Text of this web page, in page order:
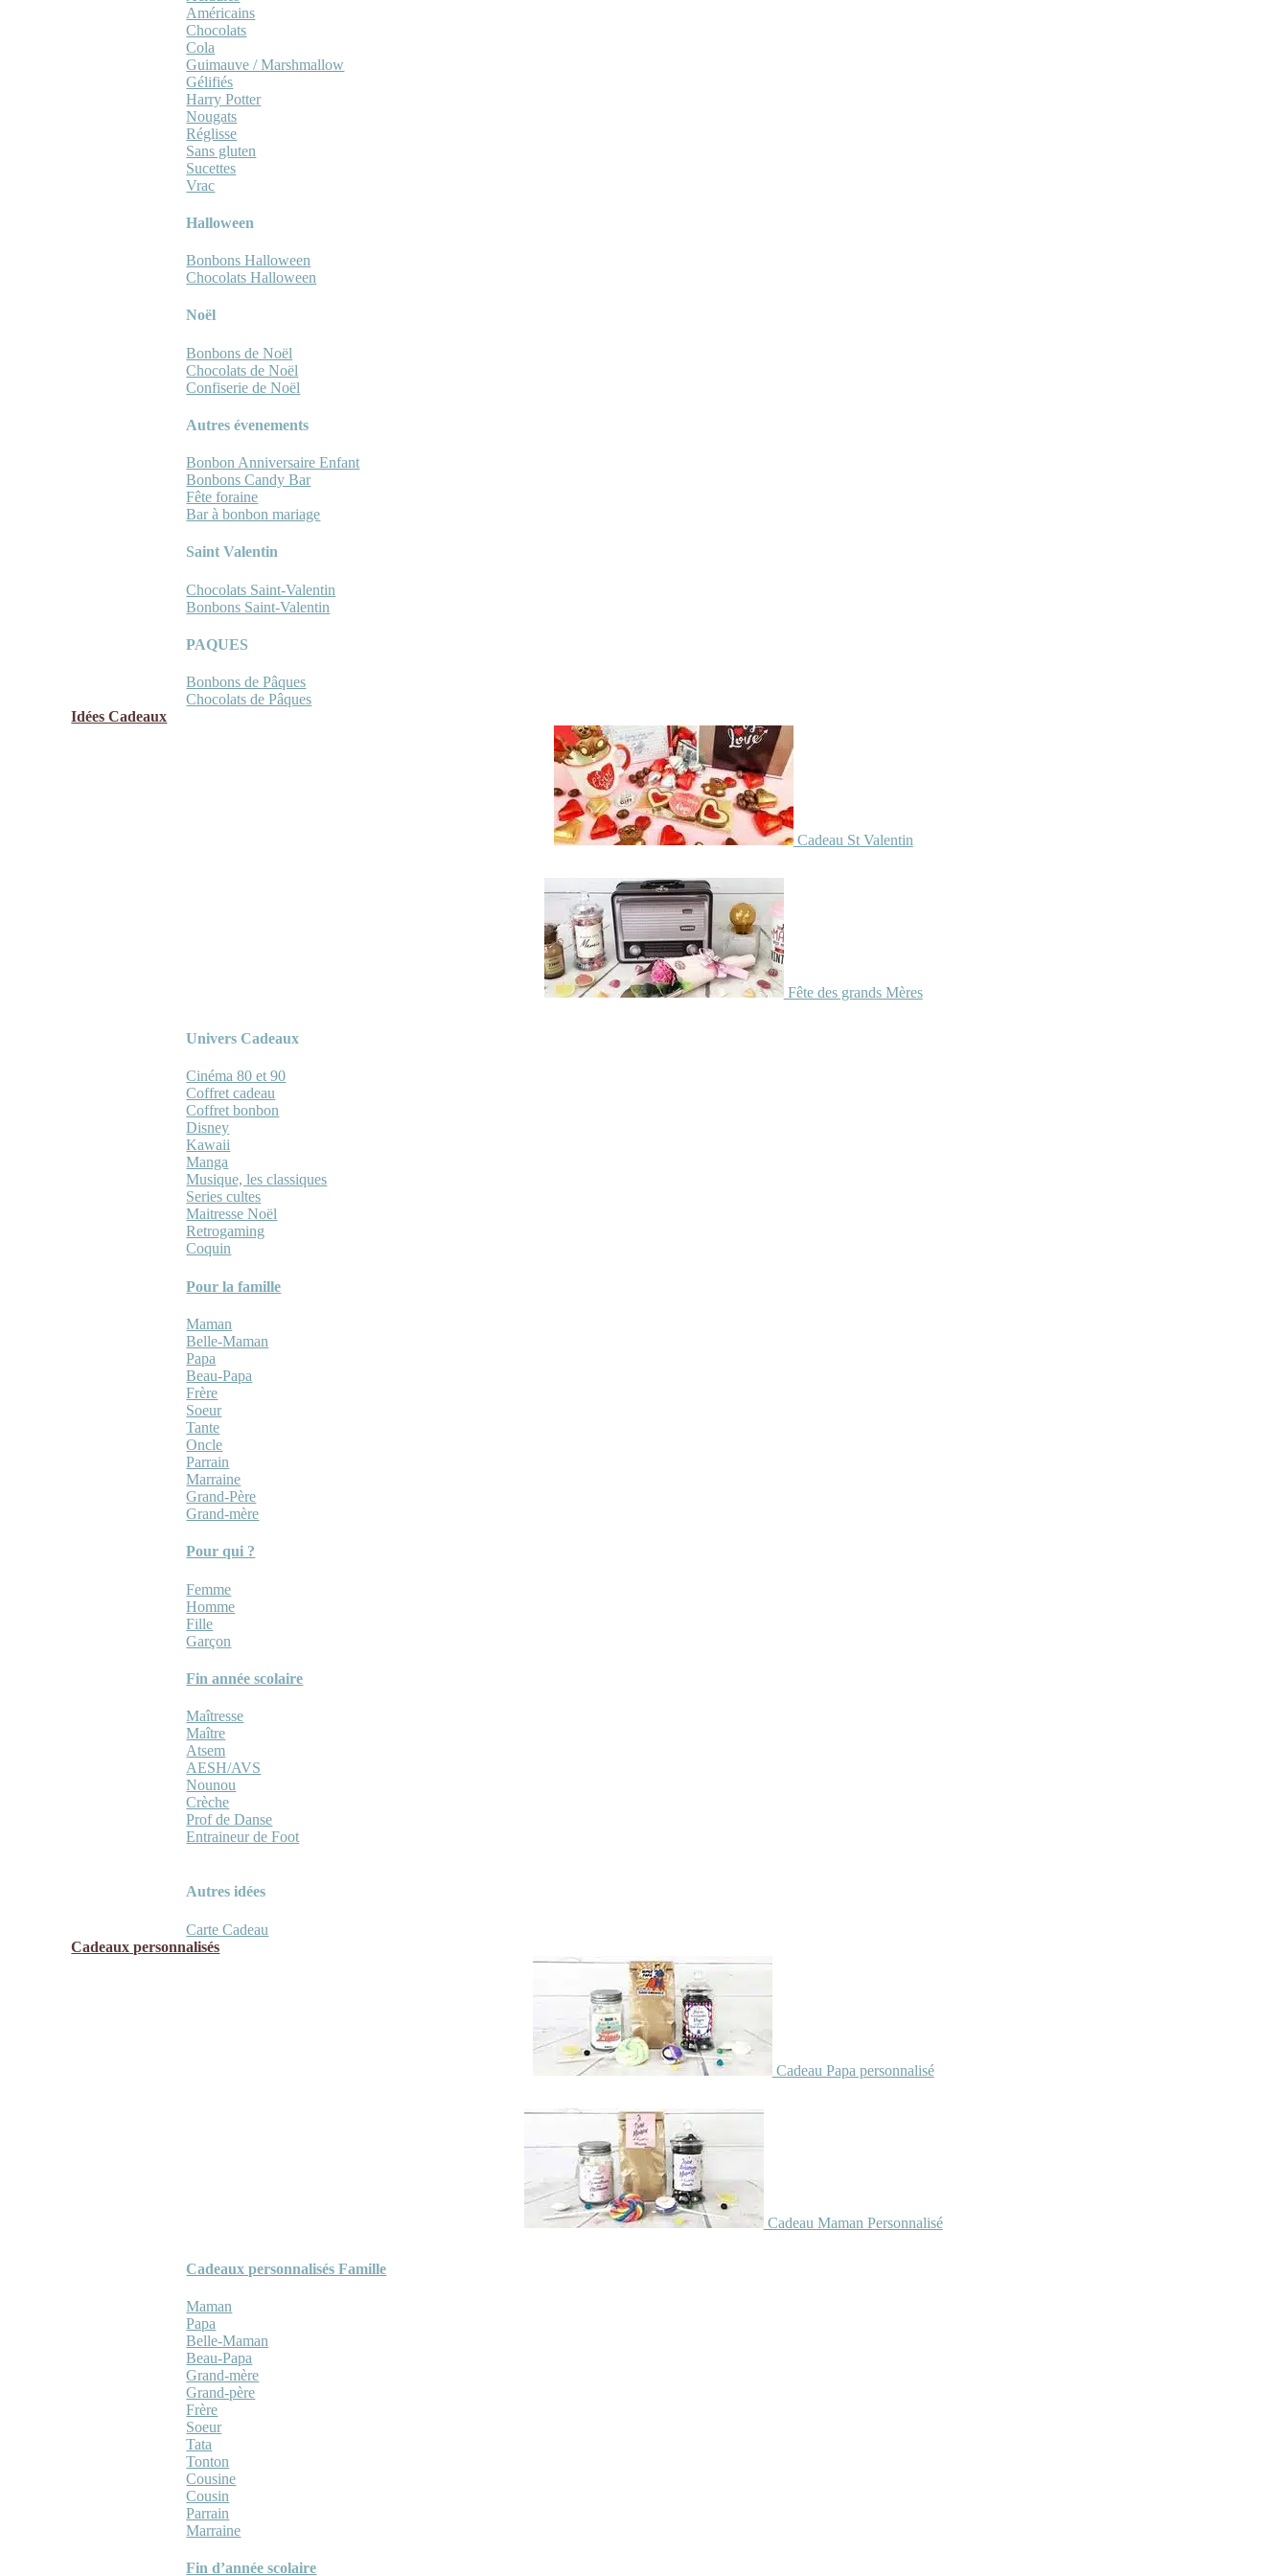
Américains
Chocolats
Cola
Guimauve / Marshmallow
Gélifiés
Harry Potter
Nougats
Réglisse
Sans gluten
Sucettes
Vrac
Halloween
Bonbons Halloween
Chocolats Halloween
Noël
Bonbons de Noël
Chocolats de Noël
Confiserie de Noël
Autres évenements
Bonbon Anniversaire Enfant
Bonbons Candy Bar
Fête foraine
Bar à bonbon mariage
Saint Valentin
Chocolats Saint-Valentin
Bonbons Saint-Valentin
PAQUES
Bonbons de Pâques
Chocolats de Pâques
Idées Cadeaux
Cadeau St Valentin
Fête des grands Mères
Univers Cadeaux
Cinéma 80 et 90
Coffret cadeau
Coffret bonbon
Disney
Kawaii
Manga
Musique, les classiques
Series cultes
Maitresse Noël
Retrogaming
Coquin
Pour la famille
Maman
Belle-Maman
Papa
Beau-Papa
Frère
Soeur
Tante
Oncle
Parrain
Marraine
Grand-Père
Grand-mère
Pour qui ?
Femme
Homme
Fille
Garçon
Fin année scolaire
Maîtresse
Maître
Atsem
AESH/AVS
Nounou
Crèche
Prof de Danse
Entraineur de Foot
Autres idées
Carte Cadeau
Cadeaux personnalisés
Cadeau Papa personnalisé
Cadeau Maman Personnalisé
Cadeaux personnalisés Famille
Maman
Papa
Belle-Maman
Beau-Papa
Grand-mère
Grand-père
Frère
Soeur
Tata
Tonton
Cousine
Cousin
Parrain
Marraine
Fin d’année scolaire